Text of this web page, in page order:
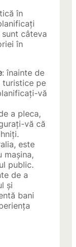
în
câteva
în
: înainte de
turistice pe
vă
a pleca,
vă că
este
mașina,
public.
de a
și
bani